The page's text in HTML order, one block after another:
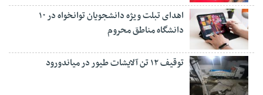
اهدای تبلت ویژه دانشجویان توانخواه در ۱۰
دانشگاه مناطق محروم
توقیف ۱۲ تن آلایشات طیور در میاندورود